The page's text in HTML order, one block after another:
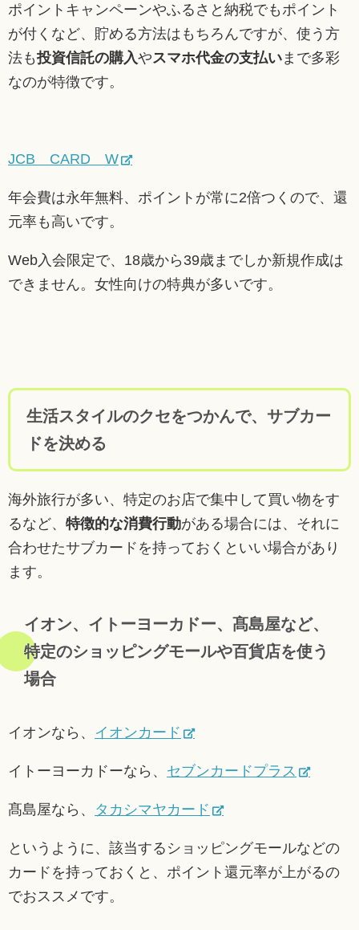
ポイントキャンペーンやふるさと納税でもポイント
が付くなど、貯める方法はもちろんですが、使う方
法も投資信託の購入やスマホ代金の支払い まで多彩
なのが特徴です。
JCB CARD W
年会費は永年無料、ポイントが常に2倍つくので、還
元率も高いです。
Web入会限定で、18歳から39歳までしか新規作成は
できません。女性向けの特典が多いです。
生活スタイルのクセをつかんで、サブカー
ドを決める
海外旅行が多い、特定のお店で集中して買い物をす
るなど、 特徴的な消費行動がある場合には、それに
合わせたサブカードを持っておくといい場合があり
ます。
イオン、イトーヨーカドー、髙島屋など、
特定のショッピングモールや百貨店を使う
場合
イオンなら、 イオンカード
イトーヨーカドーなら、 セブンカードプラス
髙島屋なら、 タカシマヤカード
というように、該当するショッピングモールなどの
カードを持っておくと、ポイント還元率が上がるの
でおススメです。